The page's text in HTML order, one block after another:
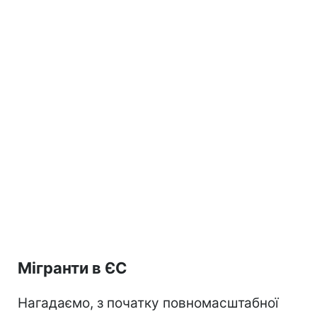
Мігранти в ЄС
Нагадаємо, з початку повномасштабної